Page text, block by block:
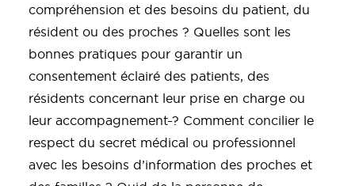
compréhension et des besoins du patient, du
résident ou des proches ? Quelles sont les
bonnes pratiques pour garantir un
consentement éclairé des patients, des
résidents concernant leur prise en charge ou
leur accompagnement ? Comment concilier le
respect du secret médical ou professionnel
avec les besoins d’information des proches et